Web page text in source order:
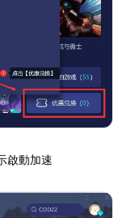
啟動加速